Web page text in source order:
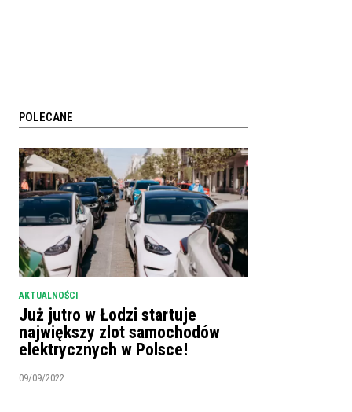
POLECANE
AKTUALNOŚCI
Już jutro w Łodzi startuje
największy zlot samochodów
elektrycznych w Polsce!
09/09/2022